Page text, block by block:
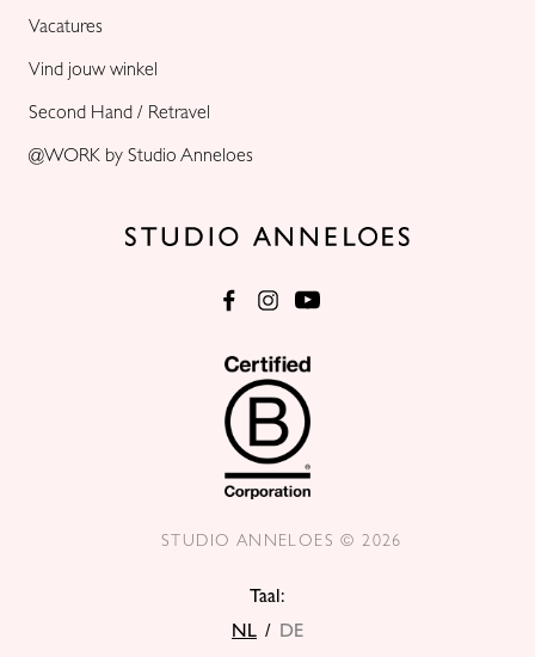
Vacatures
Vind jouw winkel
Second Hand / Retravel
@WORK by Studio Anneloes
Taal:
NL / DE
STUDIO ANNELOES © 2026